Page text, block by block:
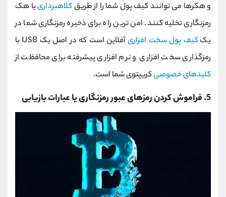
و هکرها می توانند کیف پول شما را از طریقکلاهبردارییا هک
رمزنگاری تخلیه کنند. امن ترین راه برای ذخیره رمزنگاری شما در
یککیف پول سخت افزاری
آفلاین است که در اصل یک USB با
رمزگذاری سخت افزاری و نرم افزاری پیشرفته برای محافظت از
کلیدهای خصوصیکریپتوی شما است.
5. فراموش کردن رمزهای عبور رمزنگاری یا عبارات بازیابی